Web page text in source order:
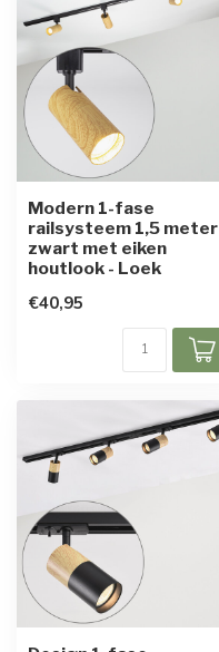
Modern 1-fase
railsysteem 1,5 meter
zwart met eiken
houtlook - Loek
€40,95